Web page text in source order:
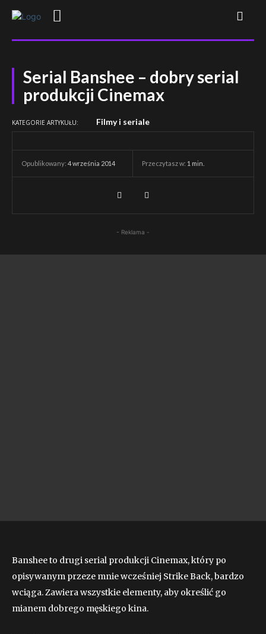
Serial Banshee – dobry serial
produkcji Cinemax
KATEGORIE ARTYKUŁU: Filmy i seriale
Opublikowany: 4 września 2014 Przeczytasz w: 1 min.
- Reklama -
Banshee to drugi serial produkcji Cinemax, który po
opisywanym przeze mnie wcześniej Strike Back, bardzo
wciąga. Zawiera wszystkie elementy, aby określić go
mianem dobrego męskiego kina.